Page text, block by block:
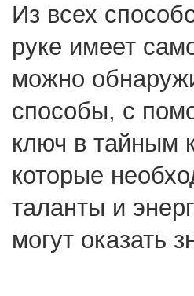
Из всех
руке имеет
можно
способы, с
ключ в тайным
которые
таланты и
могут оказать